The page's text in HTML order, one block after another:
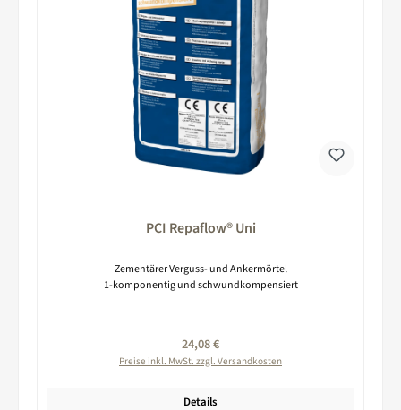
PCI Repaflow® Uni
Zementärer Verguss- und Ankermörtel
1-komponentig und schwundkompensiert
Regulärer Preis:
24,08 €
Preise inkl. MwSt. zzgl. Versandkosten
Details